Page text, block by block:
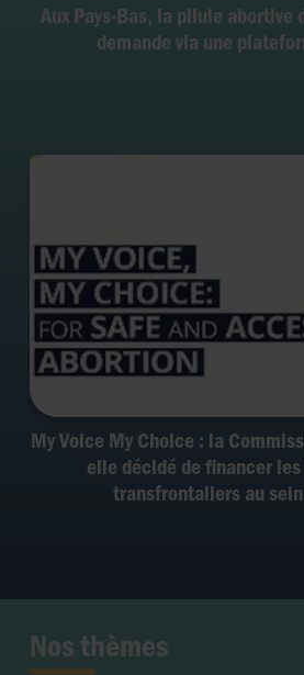
Aux Pays-Bas, la pilule abortive
demande via une
My Voice My Choice : la
elle décidé de financer
transfrontaliers au sein
Nos thèmesFertilité et